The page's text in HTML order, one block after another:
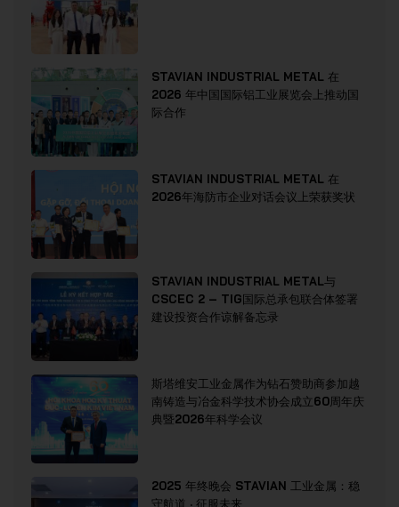
STAVIAN INDUSTRIAL METAL 在
2026 年中国国际铝工业展览会上推动国
际合作
STAVIAN INDUSTRIAL METAL 在
2026年海防市企业对话会议上荣获奖状
STAVIAN INDUSTRIAL METAL与
CSCEC 2 – TIG国际总承包联合体签署
建设投资合作谅解备忘录
斯塔维安工业金属作为钻石赞助商参加越
南铸造与冶金科学技术协会成立60周年庆
典暨2026年科学会议
2025 年终晚会 STAVIAN 工业金属：稳
守航道 · 征服未来